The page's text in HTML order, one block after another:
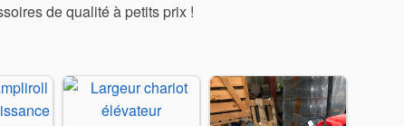
de qualité à petits prix !